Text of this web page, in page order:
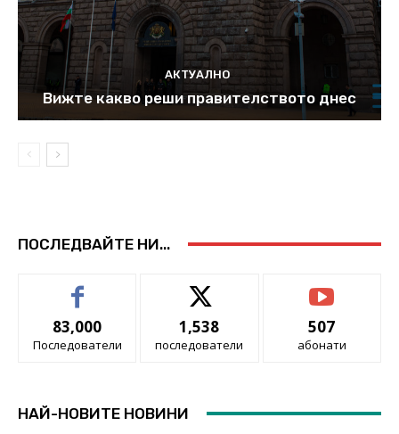
АКТУАЛНО
Вижте какво реши правителството днес
ПОСЛЕДВАЙТЕ НИ...
83,000
Последователи
1,538
последователи
507
абонати
НАЙ-НОВИТЕ НОВИНИ